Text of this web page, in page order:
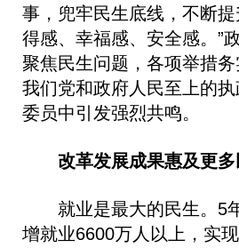
事，兜牢民生底线，不断
得感、幸福感、安全感。”
聚焦民生问题，各项举措
我们党和政府人民至上的
委员中引发强烈共鸣。
改革发展成果惠及更
就业是最大的民生。5
增就业6600万人以上，实